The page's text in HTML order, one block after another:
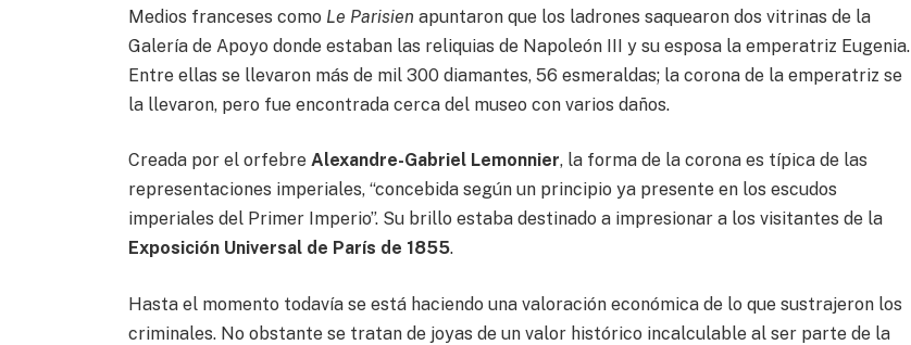
Medios franceses como Le Parisien apuntaron que los ladrones saquearon dos vitrinas de la
Galería de Apoyo donde estaban las reliquias de Napoleón III y su esposa la emperatriz Eugenia.
Entre ellas se llevaron más de mil 300 diamantes, 56 esmeraldas; la corona de la emperatriz se
la llevaron, pero fue encontrada cerca del museo con varios daños.
Creada por el orfebre Alexandre-Gabriel Lemonnier, la forma de la corona es típica de las
representaciones imperiales, “concebida según un principio ya presente en los escudos
imperiales del Primer Imperio”. Su brillo estaba destinado a impresionar a los visitantes de la
Exposición Universal de París de 1855.
Hasta el momento todavía se está haciendo una valoración económica de lo que sustrajeron los
criminales. No obstante se tratan de joyas de un valor histórico incalculable al ser parte de la